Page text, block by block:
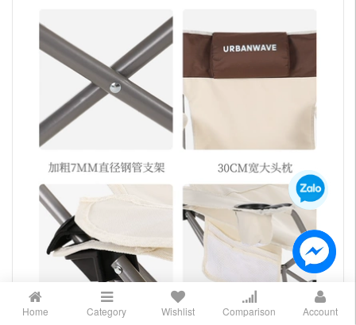
Home Category Wishlist Comparison Account